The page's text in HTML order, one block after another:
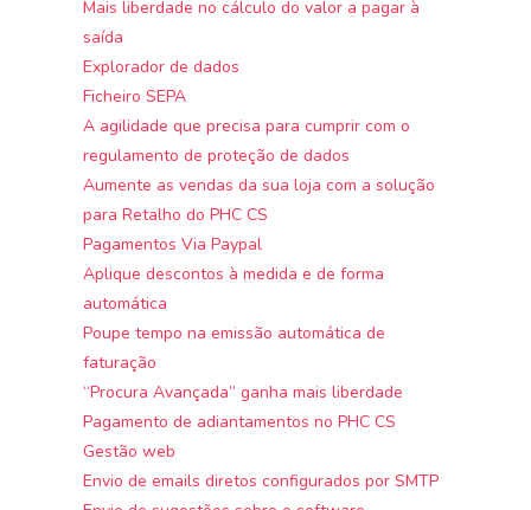
Mais liberdade no cálculo do valor a pagar à
saída
Explorador de dados
Ficheiro SEPA
A agilidade que precisa para cumprir com o
regulamento de proteção de dados
Aumente as vendas da sua loja com a solução
para Retalho do PHC CS
Pagamentos Via Paypal
Aplique descontos à medida e de forma
automática
Poupe tempo na emissão automática de
faturação
“Procura Avançada” ganha mais liberdade
Pagamento de adiantamentos no PHC CS
Gestão web
Envio de emails diretos configurados por SMTP